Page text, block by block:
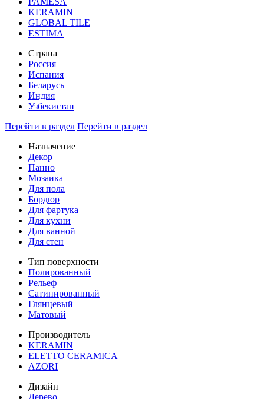
KERAMIN
GLOBAL TILE
ESTIMA
Страна
Россия
Испания
Беларусь
Индия
Узбекистан
Перейти в раздел Перейти в раздел
Назначение
Декор
Панно
Мозаика
Для пола
Бордюр
Для фартука
Для кухни
Для ванной
Для стен
Тип поверхности
Полированный
Рельеф
Сатинированный
Глянцевый
Матовый
Производитель
KERAMIN
ELETTO CERAMICA
AZORI
Дизайн
Дерево